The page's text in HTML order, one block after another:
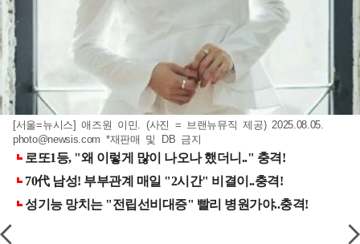
[서울=뉴시스] 애즈원 이민. (사진 = 브랜뉴뮤직 제공) 2025.08.05.
photo@newsis.com *재판매 및 DB 금지